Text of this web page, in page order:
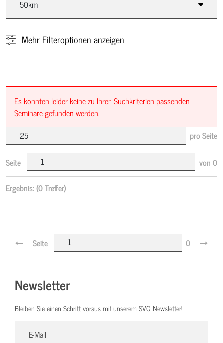
Mehr Filteroptionen anzeigen
Es konnten leider keine zu Ihren Suchkriterien passenden
Seminare gefunden werden.
pro Seite
Seite von0
Ergebnis:(0 Treffer)
Seite 0
Newsletter
Bleiben Sie einen Schritt voraus mit unserem SVG Newsletter!